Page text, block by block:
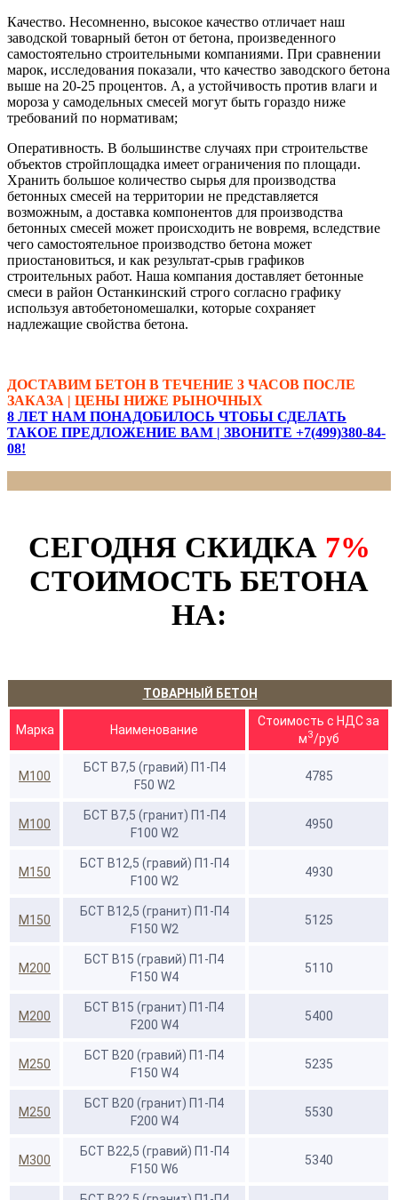
Качество. Несомненно, высокое качество отличает наш
заводской товарный бетон от бетона, произведенного
самостоятельно строительными компаниями. При сравнении
марок, исследования показали, что качество заводского бетона
выше на 20-25 процентов. А, а устойчивость против влаги и
мороза у самодельных смесей могут быть гораздо ниже
требований по нормативам;
Оперативность. В большинстве случаях при строительстве
объектов стройплощадка имеет ограничения по площади.
Хранить большое количество сырья для производства
бетонных смесей на территории не представляется
возможным, а доставка компонентов для производства
бетонных смесей может происходить не вовремя, вследствие
чего самостоятельное производство бетона может
приостановиться, и как результат-срыв графиков
строительных работ. Наша компания доставляет бетонные
смеси в район Останкинский строго согласно графику
используя автобетономешалки, которые сохраняет
надлежащие свойства бетона.
ДОСТАВИМ БЕТОН В ТЕЧЕНИЕ 3 ЧАСОВ ПОСЛЕ
ЗАКАЗА | ЦЕНЫ НИЖЕ РЫНОЧНЫХ
8 ЛЕТ НАМ ПОНАДОБИЛОСЬ ЧТОБЫ СДЕЛАТЬ
ТАКОЕ ПРЕДЛОЖЕНИЕ ВАМ | ЗВОНИТЕ +7(499)380-84-
08!
СЕГОДНЯ СКИДКА 7%
СТОИМОСТЬ БЕТОНА
НА:
ТОВАРНЫЙ БЕТОН
Марка Наименование
Стоимость с НДС за
м3/руб
М100
БСТ В7,5 (гравий) П1-П4
F50 W2
4785
М100
БСТ В7,5 (гранит) П1-П4
F100 W2
4950
М150
БСТ В12,5 (гравий) П1-П4
F100 W2
4930
М150
БСТ В12,5 (гранит) П1-П4
F150 W2
5125
М200
БСТ В15 (гравий) П1-П4
F150 W4
5110
М200
БСТ В15 (гранит) П1-П4
F200 W4
5400
М250
БСТ В20 (гравий) П1-П4
F150 W4
5235
М250
БСТ В20 (гранит) П1-П4
F200 W4
5530
М300
БСТ В22,5 (гравий) П1-П4
F150 W6
5340